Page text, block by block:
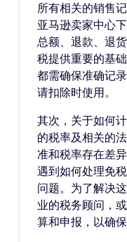
所有相关的销售
亚马逊卖家中心
总额、退款、退
税提供重要的基
都需确保准确记
请扣除时使用。
其次，关于如何
的税率及相关的
准和税率存在差
遇到如何处理免
问题。为了解决
业的税务顾问，
算和申报，以确保